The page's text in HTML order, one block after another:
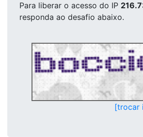
Para liberar o acesso do IP
responda ao desafio abaixo.
[trocar